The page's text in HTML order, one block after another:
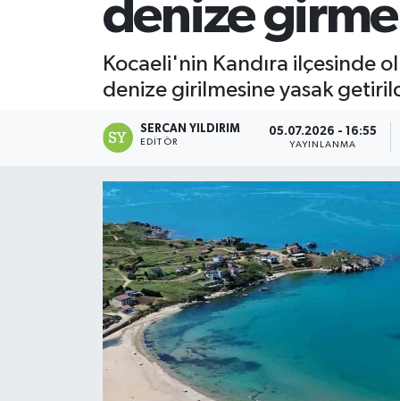
denize
Kocaeli'nin Kandıra ilçesinde
denize girilmesine yasak
SERCAN YILDIRIM
EDITÖR
05.07.2026 - 16:55
YAYINLANMA
SİYASET
RESMİ İLAN
Son Dakika Haberleri